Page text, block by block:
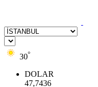
30°
DOLAR
47,7436